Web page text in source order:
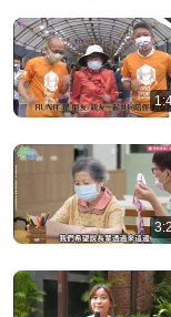
如今过得怎样
综艺放映厅 •